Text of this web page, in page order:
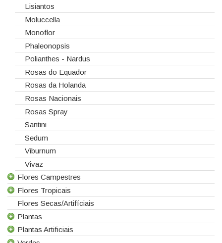
Lisiantos
Moluccella
Monoflor
Phaleonopsis
Polianthes - Nardus
Rosas do Equador
Rosas da Holanda
Rosas Nacionais
Rosas Spray
Santini
Sedum
Viburnum
Vivaz
Flores Campestres
Todas as Flores Campestres
Anigozanthos
Alstroemeria
Alchemilla
Flores Tropicais
Todas as Flores Tropicais
Alpinias
Berzelias
Flores Secas/Artifíciais
Plantas
Todas as Plantas
Plantas Artificiais